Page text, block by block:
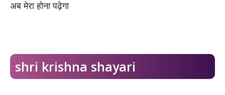
अब मेरा होना पढ़ेगा
shri krishna shayari